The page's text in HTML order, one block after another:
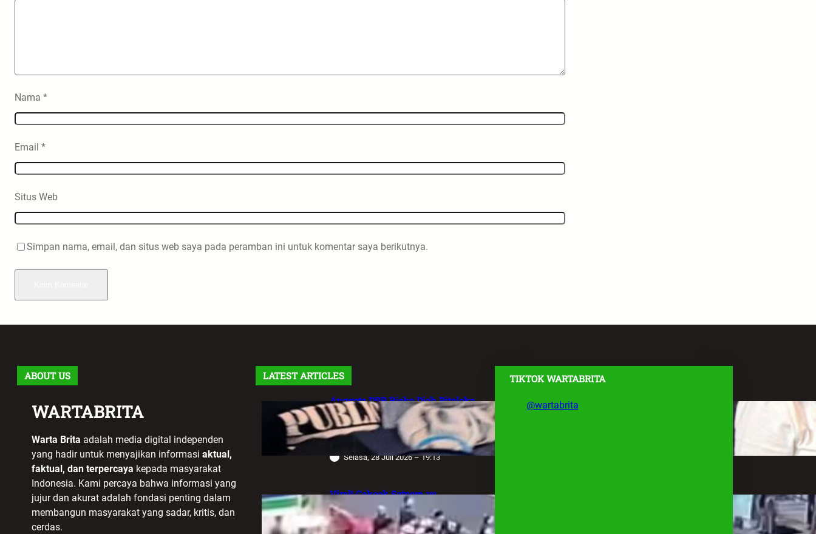
Nama *
Email *
Situs Web
Simpan nama, email, dan situs web saya pada peramban ini untuk komentar saya berikutnya.
ABOUT US
WARTABRITA
Warta Brita adalah media digital independen
yang hadir untuk menyajikan informasi aktual,
faktual, dan terpercaya kepada masyarakat
Indonesia. Kami percaya bahwa informasi yang
jujur dan akurat adalah fondasi penting dalam
membangun masyarakat yang sadar, kritis, dan
cerdas.
LATEST ARTICLES
Anggota DPR Rieke Diah Pitaloka
Soroti Maraknya Aksi Main Hakim
Sendiri, Desak Negara Tegakkan
Hukum
Selasa, 28 Juli 2026 – 19:13
Viral! Cekcok Satpam vs
Pengemudi Alphard di Bundaran HI,
Berujung Terungkap Sang Sopir
TIKTOK WARTABRITA
@wartabrita